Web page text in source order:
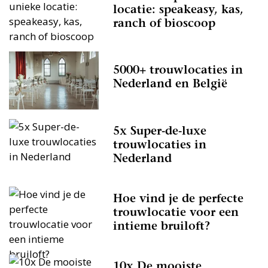
professionals in Werkhoven te vinden, dus daar hoef
je je echt geen zorgen over te maken.
Kortom: gebruik Trouwen.nl als zoekmachine voor
de leukste Trouwlocaties in Werkhoven, of kruip met
een kop thee op de bank en scroll door onze leuke
inspiratie-artikelen heen. Droom alvast weg bij de
prachtige foto’s en sfeerbeelden en denk je in hoe
geweldig jullie bruiloft wordt met behulp van alle
informatie op Trouwen.nl! Wij wensen jullie alvast
een geweldige tijd toe!
locatie: speakeasy, kas,
ranch of bioscoop
5000+ trouwlocaties in
Nederland en België
5x Super-de-luxe
trouwlocaties in
Nederland
Hoe vind je de perfecte
trouwlocatie voor een
intieme bruiloft?